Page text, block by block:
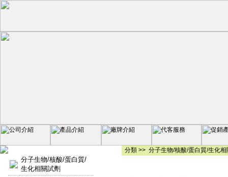
分子生物/核酸/蛋白質/
生化相關試劑
分類 >> 分子生物/核酸/蛋白質/生化相